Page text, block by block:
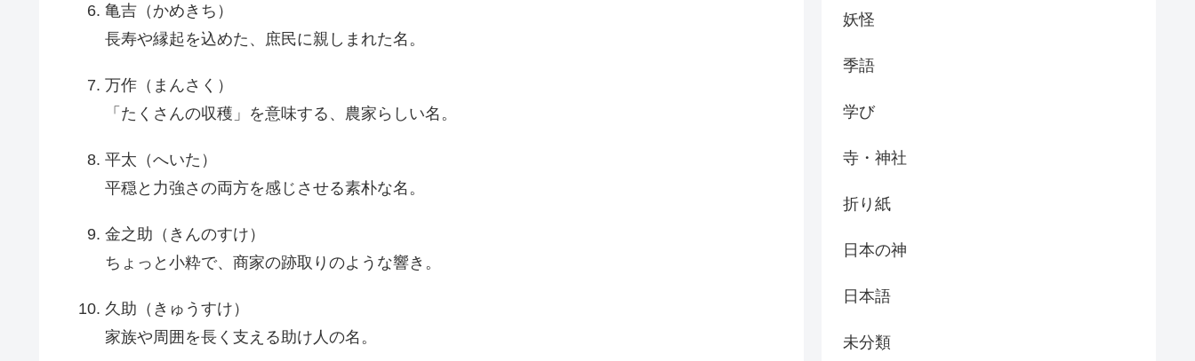
亀吉（かめきち）
長寿や縁起を込めた、庶民に親しまれた名。
万作（まんさく）
「たくさんの収穫」を意味する、農家らしい名。
平太（へいた）
平穏と力強さの両方を感じさせる素朴な名。
金之助（きんのすけ）
ちょっと小粋で、商家の跡取りのような響き。
久助（きゅうすけ）
家族や周囲を長く支える助け人の名。
妖怪
季語
学び
寺・神社
折り紙
日本の神
日本語
未分類